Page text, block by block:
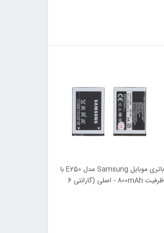
باتری موبایل Samsung مدل E250 با
ظرفیت 800mAh - اصلی (گارانتی 6